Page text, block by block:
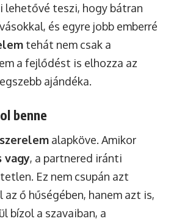
lehetővé teszi, hogy bátran
és egyre jobb emberré
tehát nem csak a
a fejlődést is elhozza az
ajándéka.
benne
alapköve. Amikor
vagy, a partnered iránti
Ez nem csupán azt
ő hűségében, hanem azt is,
bízol a szavaiban, a